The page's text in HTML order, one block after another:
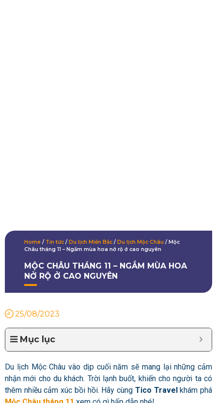
Home / Tin tức / Du lịch Miền Bắc / Du lịch Mộc Châu / Mộc
Châu tháng 11 – Ngắm mùa hoa nở rộ ở cao nguyên
MỘC CHÂU THÁNG 11 – NGẮM MÙA HOA
NỞ RỘ Ở CAO NGUYÊN
25/08/2023
Mục lục
Du lịch Mộc Châu vào dịp cuối năm sẽ mang lại những cảm
nhận mới cho du khách. Trời lạnh buốt, khiến cho người ta có
thêm nhiều cảm xúc bồi hồi. Hãy cùng Tico Travel khám phá